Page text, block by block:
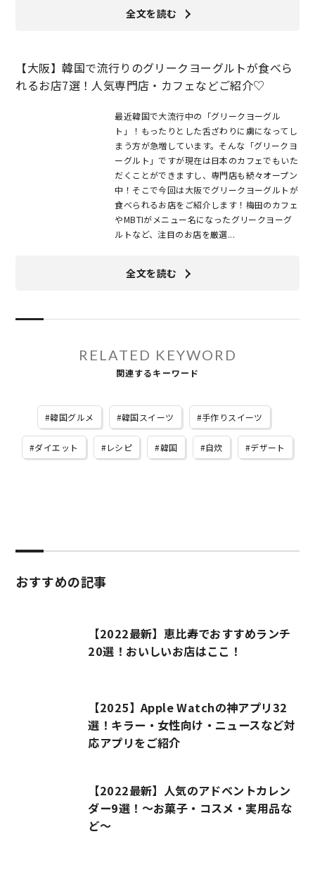
全文を読む
【大阪】韓国で流行りのグリークヨーグルトが食べら
れるお店7選！人気専門店・カフェなどご紹介♡
最近韓国で大流行中の「グリークヨーグル
ト」！もったりとした舌ざわりに虜になってし
まう方が急増しています。そんな「グリークヨ
ーグルト」ですが現在は日本のカフェでもいた
だくことができますし、専門店も続々オープン
中！そこで今回は大阪でグリークヨーグルトが
食べられるお店をご紹介します！梅田のカフェ
やMBTIがメニュー名になったグリークヨーグ
ルトなど、注目のお店を厳選...
全文を読む
RELATED KEYWORD
関連するキーワード
韓国グルメ 韓国スイーツ 手作りスイーツ
ダイエット レシピ 韓国 自炊 デザート
おすすめの記事
【2022最新】恵比寿でおすすめランチ
20選！おいしいお店はここ！
【2025】Apple Watchの神アプリ32
選！キラー・女性向け・ニュースなど対
応アプリをご紹介
【2022最新】人気のアドベントカレン
ダー9選！～お菓子・コスメ・実用品な
ど～